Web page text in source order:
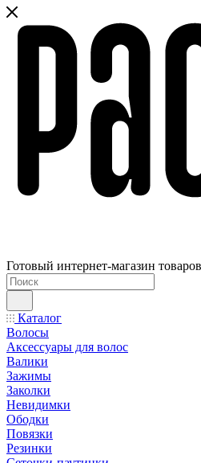
Готовый интернет-магазин
Каталог
Волосы
Аксессуары для волос
Валики
Зажимы
Заколки
Невидимки
Ободки
Повязки
Резинки